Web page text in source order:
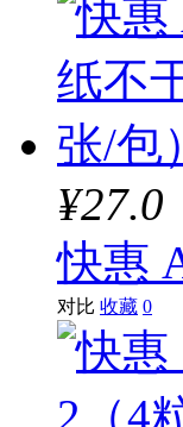
¥27.0
快惠
对比 收藏 0